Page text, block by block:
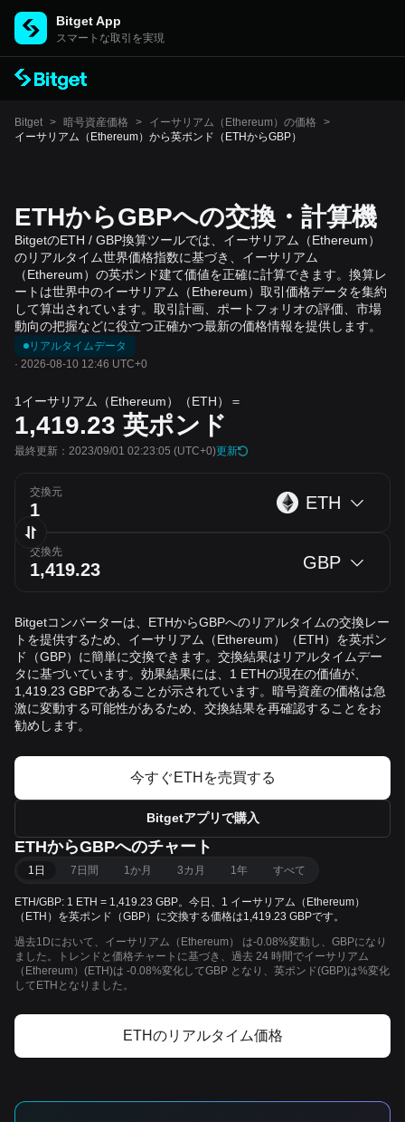
Bitget App
スマートな取引を実現
Bitget > 暗号資産価格 > イーサリアム（Ethereum）の価格
>
イーサリアム（Ethereum）から英ポンド（ETHからGBP）
ETHからGBPへの交換・計算機
BitgetのETH / GBP換算ツールでは、イーサリアム（Ethereum）
のリアルタイム世界価格指数に基づき、イーサリアム
（Ethereum）の英ポンド建て価値を正確に計算できます。換算レ
ートは世界中のイーサリアム（Ethereum）取引価格データを集約
して算出されています。取引計画、ポートフォリオの評価、市場
動向の把握などに役立つ正確かつ最新の価格情報を提供します。
リアルタイムデータ
· 2026-08-10 12:46 UTC+0
1イーサリアム（Ethereum）（ETH）＝
1,419.23 英ポンド
最終更新：2023/09/01 02:23:05 (UTC+0)更新
交換元
ETH
交換先
GBP
Bitgetコンバーターは、ETHからGBPへのリアルタイムの交換レー
トを提供するため、イーサリアム（Ethereum）（ETH）を英ポン
ド（GBP）に簡単に交換できます。交換結果はリアルタイムデー
タに基づいています。効果結果には、1 ETHの現在の価値が、
1,419.23 GBPであることが示されています。暗号資産の価格は急
激に変動する可能性があるため、交換結果を再確認することをお
勧めします。
今すぐETHを売買する
Bitgetアプリで購入
ETHからGBPへのチャート
1日 7日間 1か月 3カ月 1年 すべて
ETH/GBP: 1 ETH = 1,419.23 GBP。今日、1 イーサリアム（Ethereum）
（ETH）を英ポンド（GBP）に交換する価格は1,419.23 GBPです。
過去1Dにおいて、イーサリアム（Ethereum） は-0.08%変動し、GBPになり
ました。トレンドと価格チャートに基づき、過去 24 時間でイーサリアム
（Ethereum）(ETH)は -0.08%変化してGBP となり、英ポンド(GBP)は%変化
してETHとなりました。
ETHのリアルタイム価格